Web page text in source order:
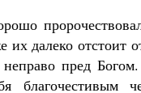
их далеко
пред
благочестивым